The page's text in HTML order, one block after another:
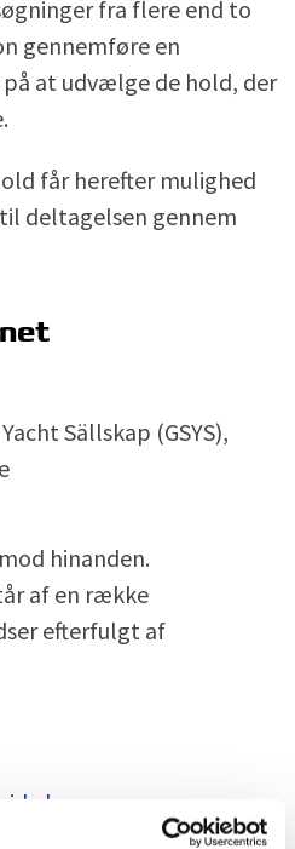
fra flere end to
gennemføre en
at udvælge de hold, der
får herefter mulighed
deltagelsen gennem
Sällskap (GSYS),
hinanden.
af en række
efterfulgt af
her